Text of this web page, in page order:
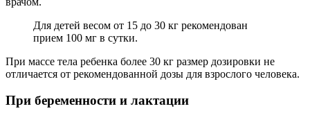
Для детей весом от 15 до 30 кг рекомендован
прием 100 мг в сутки.
При массе тела ребенка более 30 кг размер дозировки не
отличается от рекомендованной дозы для взрослого человека.
При беременности и лактации